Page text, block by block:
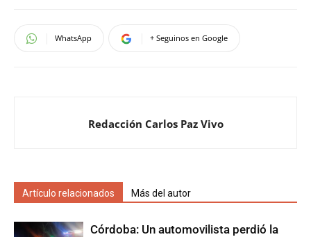
WhatsApp + Seguinos en Google
Redacción Carlos Paz Vivo
Artículo relacionados Más del autor
Córdoba: Un automovilista perdió la